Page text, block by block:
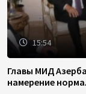
15:54
Главы МИД
намерение